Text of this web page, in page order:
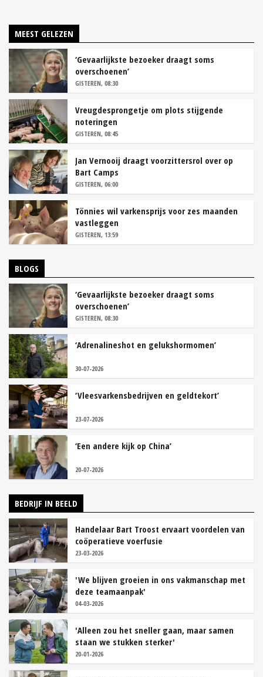
MEEST GELEZEN
‘Gevaarlijkste bezoeker draagt soms
overschoenen’
GISTEREN, 08:30
Vreugdesprongetje om plots stijgende
noteringen
GISTEREN, 08:45
Jan Vernooij draagt voorzittersrol over op
Bart Camps
GISTEREN, 06:00
Tönnies wil varkensprijs voor zes maanden
vastleggen
GISTEREN, 13:59
BLOGS
‘Gevaarlijkste bezoeker draagt soms
overschoenen’
GISTEREN, 08:30
‘Adrenalineshot en gelukshormomen’
30-07-2026
‘Vleesvarkensbedrijven en geldtekort’
23-07-2026
‘Een andere kijk op China’
20-07-2026
BEDRIJF IN BEELD
Handelaar Bart Troost ervaart voordelen van
coöperatieve voerfusie
23-03-2026
'We blijven groeien in ons vakmanschap met
deze teamaanpak'
04-03-2026
'Alleen zou het sneller gaan, maar samen
staan we stukken sterker'
20-01-2026